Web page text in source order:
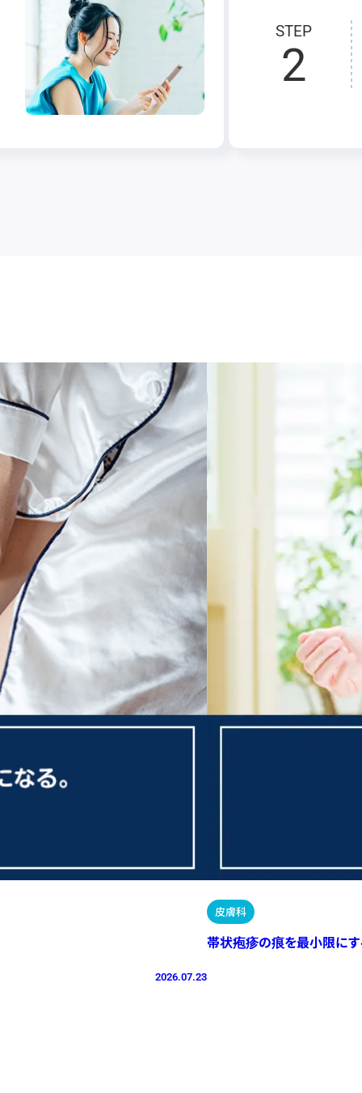
STEP
2
2026.07.23
皮膚科
帯状疱疹の痕を最小限にす